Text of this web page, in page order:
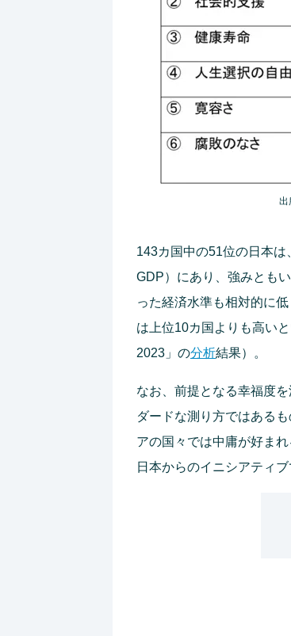
出
143カ国中の51位の日本
GDP）にあり、強みとも
った経済水準も相対的に
は上位10カ国よりも高い
2023」の分析結果）。
なお、前提となる幸福度
ダードな測り方ではある
アの国々では中庸が好ま
日本からのイニシアティ